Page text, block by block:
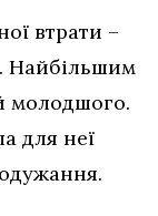
втрати –
Найбільшим
молодшого.
для неї